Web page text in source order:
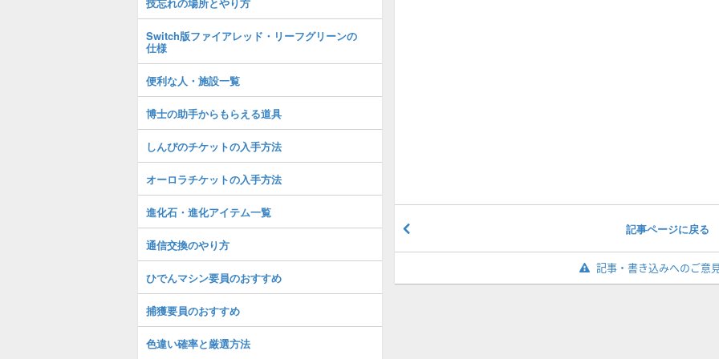
記事ページに戻る
記事・書き込みへのご意
Switch版ファイアレッド・リーフグリーンの
仕様
便利な人・施設一覧
博士の助手からもらえる道具
しんぴのチケットの入手方法
オーロラチケットの入手方法
進化石・進化アイテム一覧
通信交換のやり方
ひでんマシン要員のおすすめ
捕獲要員のおすすめ
色違い確率と厳選方法